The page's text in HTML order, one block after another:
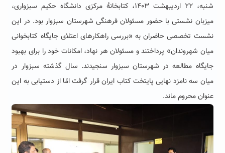
شنبه، ۲۲ اردیبهشت ۱۴۰۳، کتابخانۀ مرکزی دانشگاه حکیم سبزواری،
میزبان نشستی با حضور مسئولان فرهنگی شهرستان سبزوار بود. در این
نشست تخصصی حاضران به «بررسی راهکارهای اعتلای جایگاه کتابخوانی
میان شهروندان» پرداختند و مسئولان هر نهاد، امکانات خود را برای بهبود
جایگاه مطالعه در شهرستان سبزوار سنجیدند. سال گذشته سبزوار در
میان سه نامزد نهایی پایتخت کتاب ایران قرار گرفت امّا از دستیابی به این
عنوان محروم ماند.